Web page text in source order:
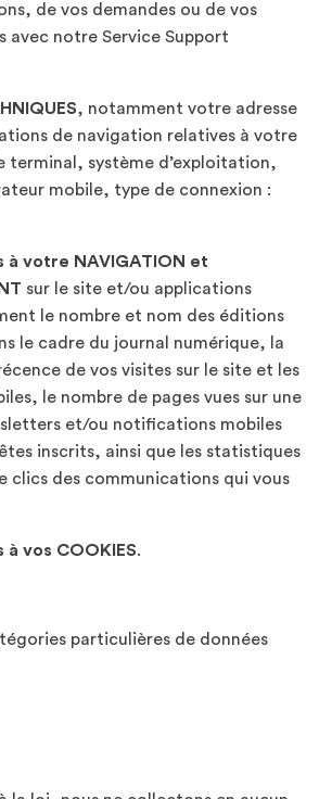
de vos demandes ou de vos
avec notre Service Support
, notamment votre adresse
de navigation relatives à votre
terminal, système d’exploitation,
mobile, type de connexion :
à votre NAVIGATION et
sur le site et/ou applications
le nombre et nom des éditions
le cadre du journal numérique, la
de vos visites sur le site et les
le nombre de pages vues sur une
et/ou notifications mobiles
inscrits, ainsi que les statistiques
clics des communications qui vous
vos COOKIES.
particulières de données